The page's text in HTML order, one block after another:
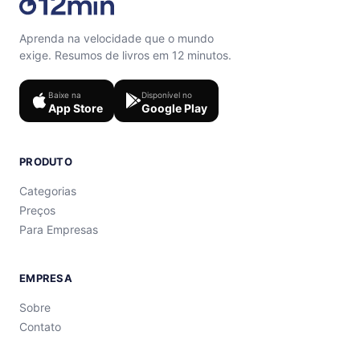
Aprenda na velocidade que o mundo
exige. Resumos de livros em 12 minutos.
Baixe na
App Store
Disponível no
Google Play
PRODUTO
Categorias
Preços
Para Empresas
EMPRESA
Sobre
Contato